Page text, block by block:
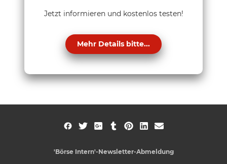
Jetzt informieren und kostenlos testen!
Mehr Details bitte...
'Börse Intern'-Newsletter-Abmeldung